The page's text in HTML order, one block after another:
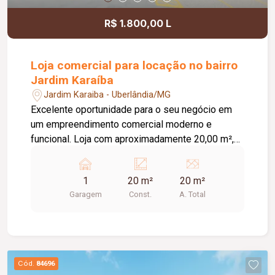
R$ 1.800,00 L
Loja comercial para locação no bairro
Jardim Karaíba
Jardim Karaiba - Uberlândia/MG
Excelente oportunidade para o seu negócio em
um empreendimento comercial moderno e
funcional. Loja com aproximadamente 20,00 m²,
espaço prático, bem estruturado e pronto para
receber clientes. O empreendimento oferece uma
completa infraestrutura compartilhada, contando
comodidade e autonomia para as operações do
dia a dia. Conta ainda com estacionamento
1
Garagem
20 m²
Const.
20 m²
A. Total
Cód. 84696